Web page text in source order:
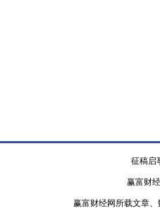
征稿启
赢富财
赢富财经网所载文章